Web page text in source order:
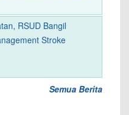
RSUD Bangil
Stroke
Semua Berita